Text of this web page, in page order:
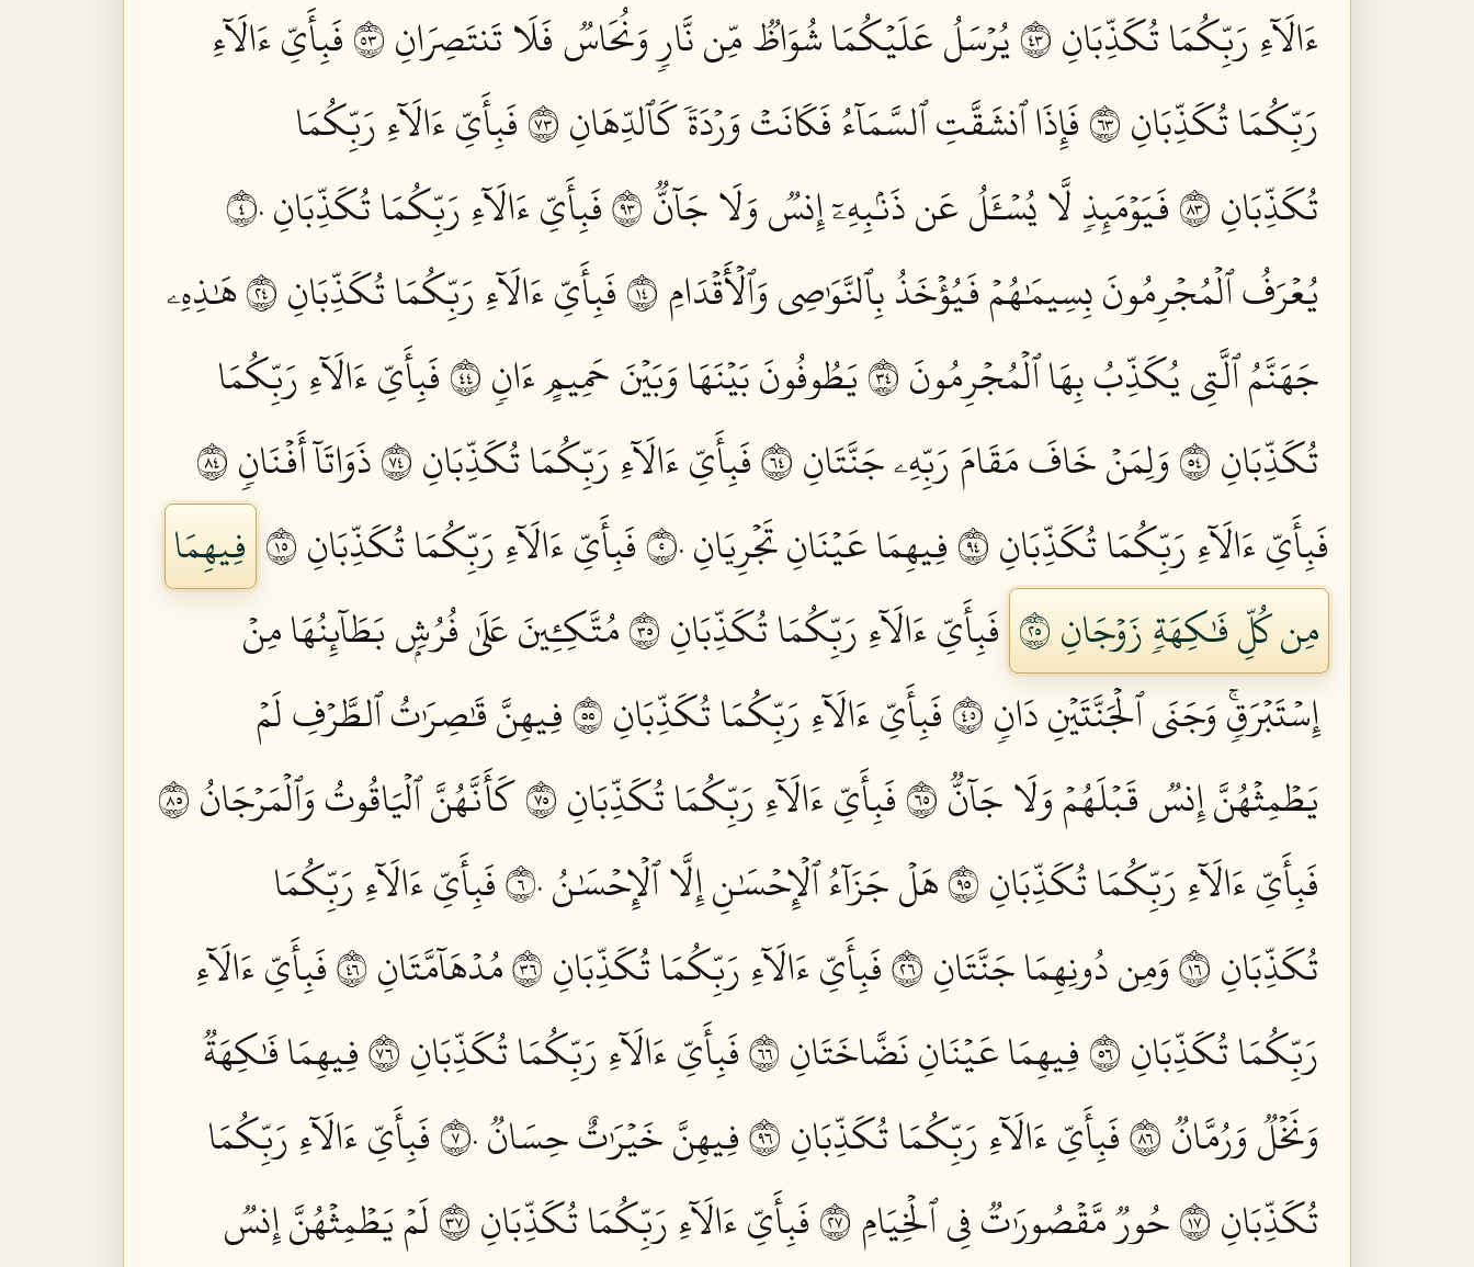
ءَالَآءِ رَبِّكُمَا تُكَذِّبَانِ ٣٤
يُرۡسَلُ عَلَيۡكُمَا شُوَاظٞ مِّن نَّارٖ وَنُحَاسٞ فَلَا تَنتَصِرَانِ ٣٥
فَبِأَيِّ ءَالَآءِ
رَبِّكُمَا تُكَذِّبَانِ ٣٦
فَإِذَا ٱنشَقَّتِ ٱلسَّمَآءُ فَكَانَتۡ وَرۡدَةٗ كَٱلدِّهَانِ ٣٧
فَبِأَيِّ ءَالَآءِ رَبِّكُمَا
تُكَذِّبَانِ ٣٨
فَيَوۡمَئِذٖ لَّا يُسۡـَٔلُ عَن ذَنۢبِهِۦٓ إِنسٞ وَلَا جَآنّٞ ٣٩
فَبِأَيِّ ءَالَآءِ رَبِّكُمَا تُكَذِّبَانِ ٤٠
يُعۡرَفُ ٱلۡمُجۡرِمُونَ بِسِيمَٰهُمۡ فَيُؤۡخَذُ بِٱلنَّوَٰصِي وَٱلۡأَقۡدَامِ ٤١
فَبِأَيِّ ءَالَآءِ رَبِّكُمَا تُكَذِّبَانِ ٤٢
هَٰذِهِۦ
جَهَنَّمُ ٱلَّتِي يُكَذِّبُ بِهَا ٱلۡمُجۡرِمُونَ ٤٣
يَطُوفُونَ بَيۡنَهَا وَبَيۡنَ حَمِيمٍ ءَانٖ ٤٤
فَبِأَيِّ ءَالَآءِ رَبِّكُمَا
تُكَذِّبَانِ ٤٥
وَلِمَنۡ خَافَ مَقَامَ رَبِّهِۦ جَنَّتَانِ ٤٦ فَبِأَيِّ ءَالَآءِ رَبِّكُمَا تُكَذِّبَانِ ٤٧
ذَوَاتَآ أَفۡنَانٖ ٤٨
فَبِأَيِّ ءَالَآءِ رَبِّكُمَا تُكَذِّبَانِ ٤٩
فِيهِمَا عَيۡنَانِ تَجۡرِيَانِ ٥٠ فَبِأَيِّ ءَالَآءِ رَبِّكُمَا تُكَذِّبَانِ ٥١
فِيهِمَا
مِن كُلِّ فَٰكِهَةٖ زَوۡجَانِ ٥٢
فَبِأَيِّ ءَالَآءِ رَبِّكُمَا تُكَذِّبَانِ ٥٣
مُتَّكِـِٔينَ عَلَىٰ فُرُشِۭ بَطَآئِنُهَا مِنۡ
إِسۡتَبۡرَقٖۚ وَجَنَى ٱلۡجَنَّتَيۡنِ دَانٖ ٥٤
فَبِأَيِّ ءَالَآءِ رَبِّكُمَا تُكَذِّبَانِ ٥٥
فِيهِنَّ قَٰصِرَٰتُ ٱلطَّرۡفِ لَمۡ
يَطۡمِثۡهُنَّ إِنسٞ قَبۡلَهُمۡ وَلَا جَآنّٞ ٥٦
فَبِأَيِّ ءَالَآءِ رَبِّكُمَا تُكَذِّبَانِ ٥٧
كَأَنَّهُنَّ ٱلۡيَاقُوتُ وَٱلۡمَرۡجَانُ ٥٨
فَبِأَيِّ ءَالَآءِ رَبِّكُمَا تُكَذِّبَانِ ٥٩
هَلۡ جَزَآءُ ٱلۡإِحۡسَٰنِ إِلَّا ٱلۡإِحۡسَٰنُ ٦٠
فَبِأَيِّ ءَالَآءِ رَبِّكُمَا
تُكَذِّبَانِ ٦١
وَمِن دُونِهِمَا جَنَّتَانِ ٦٢ فَبِأَيِّ ءَالَآءِ رَبِّكُمَا تُكَذِّبَانِ ٦٣ مُدۡهَآمَّتَانِ ٦٤
فَبِأَيِّ ءَالَآءِ
رَبِّكُمَا تُكَذِّبَانِ ٦٥
فِيهِمَا عَيۡنَانِ نَضَّاخَتَانِ ٦٦ فَبِأَيِّ ءَالَآءِ رَبِّكُمَا تُكَذِّبَانِ ٦٧
فِيهِمَا فَٰكِهَةٞ
وَنَخۡلٞ وَرُمَّانٞ ٦٨
فَبِأَيِّ ءَالَآءِ رَبِّكُمَا تُكَذِّبَانِ ٦٩ فِيهِنَّ خَيۡرَٰتٌ حِسَانٞ ٧٠
فَبِأَيِّ ءَالَآءِ رَبِّكُمَا
تُكَذِّبَانِ ٧١
حُورٞ مَّقۡصُورَٰتٞ فِي ٱلۡخِيَامِ ٧٢ فَبِأَيِّ ءَالَآءِ رَبِّكُمَا تُكَذِّبَانِ ٧٣
لَمۡ يَطۡمِثۡهُنَّ إِنسٞ